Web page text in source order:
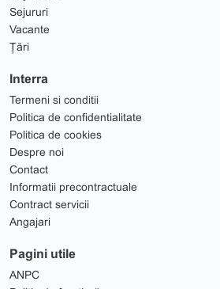
Sejururi
Vacante
Țări
Interra
Termeni si conditii
Politica de confidentialitate
Politica de cookies
Despre noi
Contact
Informatii precontractuale
Contract servicii
Angajari
Pagini utile
ANPC